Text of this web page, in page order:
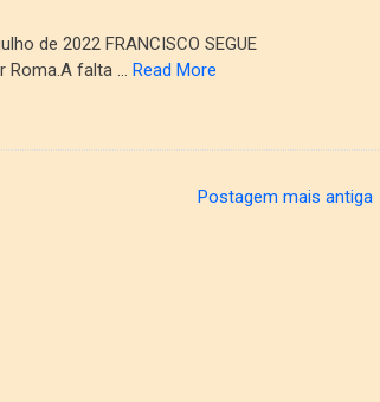
de 2022 FRANCISCO SEGUE
Roma.A falta … Read More
Postagem mais antiga